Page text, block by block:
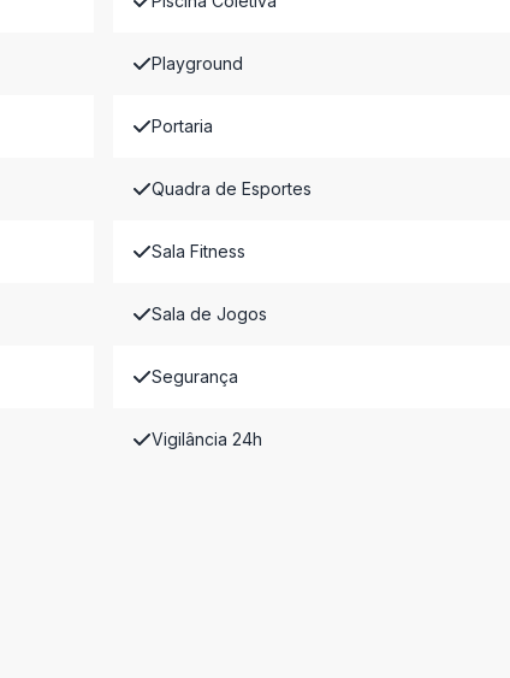
Playground
Portaria
Quadra de Esportes
Sala Fitness
Sala de Jogos
Segurança
Vigilância 24h